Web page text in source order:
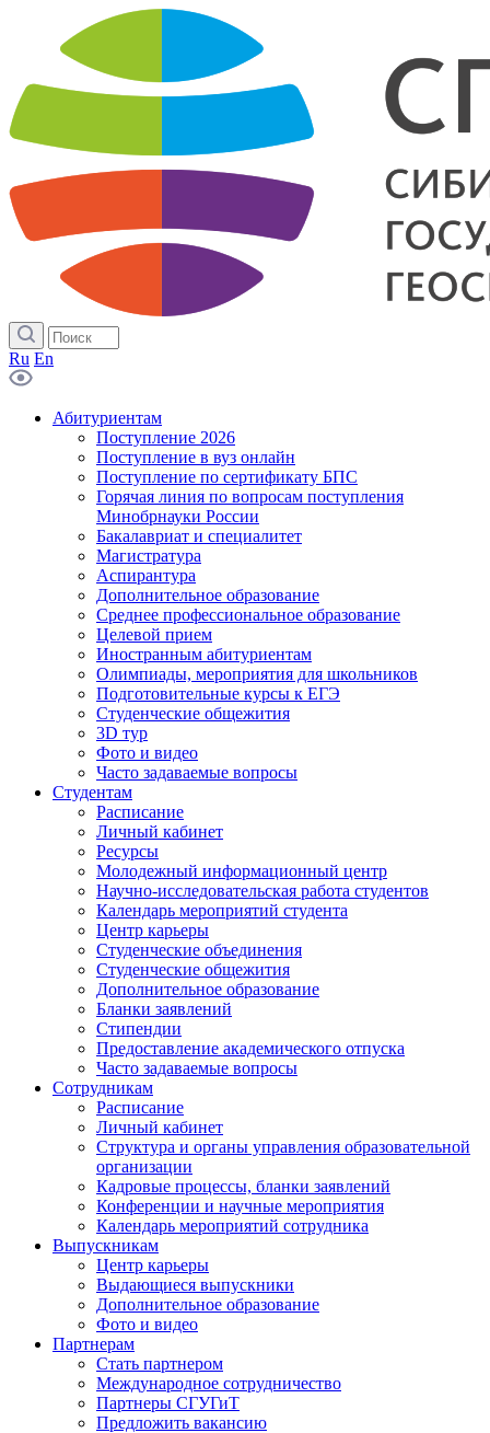
Ru En
Абитуриентам
Поступление 2026
Поступление в вуз онлайн
Поступление по сертификату БПС
Горячая линия по вопросам поступления
Минобрнауки России
Бакалавриат и специалитет
Магистратура
Аспирантура
Дополнительное образование
Среднее профессиональное образование
Целевой прием
Иностранным абитуриентам
Олимпиады, мероприятия для школьников
Подготовительные курсы к ЕГЭ
Студенческие общежития
3D тур
Фото и видео
Часто задаваемые вопросы
Студентам
Расписание
Личный кабинет
Ресурсы
Молодежный информационный центр
Научно-исследовательская работа студентов
Календарь мероприятий студента
Центр карьеры
Студенческие объединения
Студенческие общежития
Дополнительное образование
Бланки заявлений
Стипендии
Предоставление академического отпуска
Часто задаваемые вопросы
Сотрудникам
Расписание
Личный кабинет
Структура и органы управления образовательной
организации
Кадровые процессы, бланки заявлений
Конференции и научные мероприятия
Календарь мероприятий сотрудника
Выпускникам
Центр карьеры
Выдающиеся выпускники
Дополнительное образование
Фото и видео
Партнерам
Стать партнером
Международное сотрудничество
Партнеры СГУГиТ
Предложить вакансию